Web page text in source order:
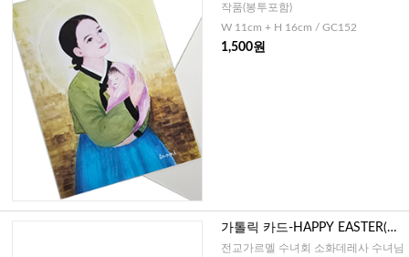
작품(봉투포함)
W 11cm + H 16cm / GC152
1,500원
가톨릭 카드-HAPPY EASTER(캘
리그라피)
전교가르멜 수녀회 소화데레사 수녀님